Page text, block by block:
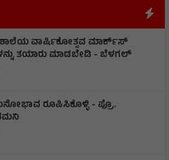
ಶಾಲೆಯ ವಾರ್ಷಿಕೋತ್ಸವ ಮಾರ್ಕ್‌ಸ್‌
ತಯಾರು ಮಾಡಬೇಡಿ - ಬೆಳಗಲ್
ರೂಪಿಸಿಕೊಳ್ಳಿ - ಪ್ರೊ.